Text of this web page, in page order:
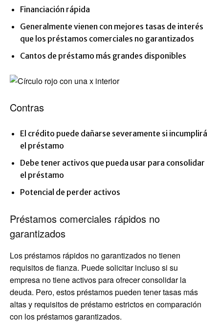
Financiación rápida
Generalmente vienen con mejores tasas de interés
que los préstamos comerciales no garantizados
Cantos de préstamo más grandes disponibles
Contras
El crédito puede dañarse severamente si incumplirá
el préstamo
Debe tener activos que pueda usar para consolidar
el préstamo
Potencial de perder activos
Préstamos comerciales rápidos no
garantizados
Los préstamos rápidos no garantizados no tienen
requisitos de fianza. Puede solicitar incluso si su
empresa no tiene activos para ofrecer consolidar la
deuda. Pero, estos préstamos pueden tener tasas más
altas y requisitos de préstamo estrictos en comparación
con los préstamos garantizados.